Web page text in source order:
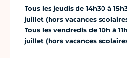
Tous les jeudis de 14h30 à
juillet (hors vacances
Tous les vendredis de 10h à
juillet (hors vacances